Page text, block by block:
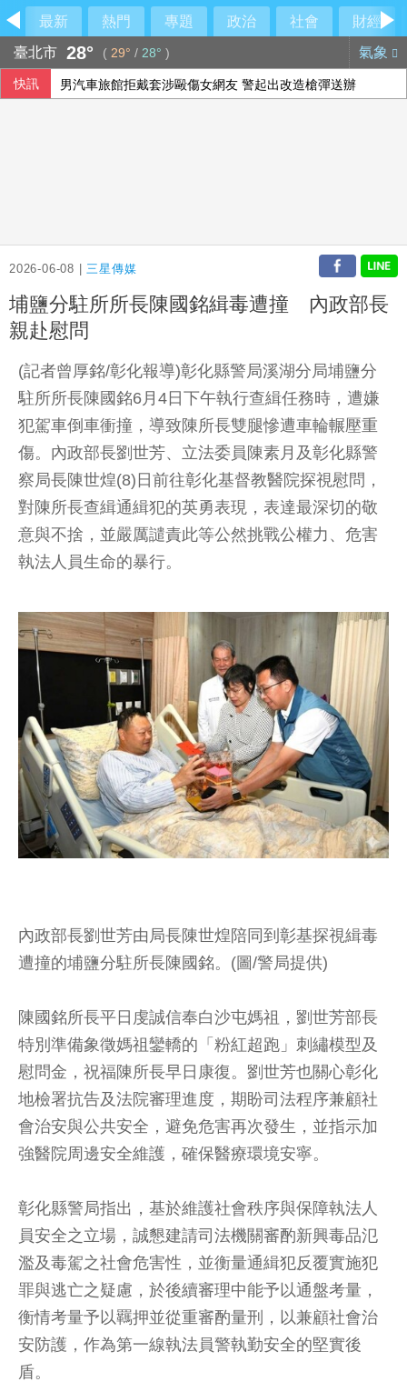
最新 熱門 專題 政治 社會
財經
臺北市 28° ( 29° / 28° ) 氣象
快訊 男汽車旅館拒戴套涉毆傷女網友 警起出改造槍彈送辦
2026-06-08 |三星傳媒
埔鹽分駐所所長陳國銘緝毒遭撞 內政部長
親赴慰問
(記者曾厚銘/彰化報導)彰化縣警局溪湖分局埔鹽分
駐所所長陳國銘6月4日下午執行查緝任務時，遭嫌
犯駕車倒車衝撞，導致陳所長雙腿慘遭車輪輾壓重
傷。內政部長劉世芳、立法委員陳素月及彰化縣警
察局長陳世煌(8)日前往彰化基督教醫院探視慰問，
對陳所長查緝通緝犯的英勇表現，表達最深切的敬
意與不捨，並嚴厲譴責此等公然挑戰公權力、危害
執法人員生命的暴行。
內政部長劉世芳由局長陳世煌陪同到彰基探視緝毒
遭撞的埔鹽分駐所長陳國銘。(圖/警局提供)
陳國銘所長平日虔誠信奉白沙屯媽祖，劉世芳部長
特別準備象徵媽祖鑾轎的「粉紅超跑」刺繡模型及
慰問金，祝福陳所長早日康復。劉世芳也關心彰化
地檢署抗告及法院審理進度，期盼司法程序兼顧社
會治安與公共安全，避免危害再次發生，並指示加
強醫院周邊安全維護，確保醫療環境安寧。
彰化縣警局指出，基於維護社會秩序與保障執法人
員安全之立場，誠懇建請司法機關審酌新興毒品氾
濫及毒駕之社會危害性，並衡量通緝犯反覆實施犯
罪與逃亡之疑慮，於後續審理中能予以通盤考量，
衡情考量予以羈押並從重審酌量刑，以兼顧社會治
安防護，作為第一線執法員警執勤安全的堅實後
盾。